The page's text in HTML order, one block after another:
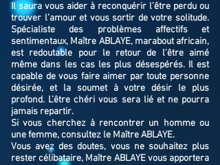
Il saura vous aider à reconquérir l’être perdu ou
trouver l’amour et vous sortir de votre solitude.
Spécialiste des problèmes affectifs et
sentimentaux, Maître ABLAYE, marabout africain,
est redoutable pour le retour de l'être aimé
même dans les cas les plus désespérés. Il est
capable de vous faire aimer par toute personne
désirée, et la soumet à votre désir le plus
profond. L’être chéri vous sera lié et ne pourra
jamais repartir.
Si vous cherchez à rencontrer un homme ou
une femme, consultez le Maître ABLAYE.
Vous avez des doutes, vous ne souhaitez plus
rester célibataire, Maître ABLAYE vous apportera